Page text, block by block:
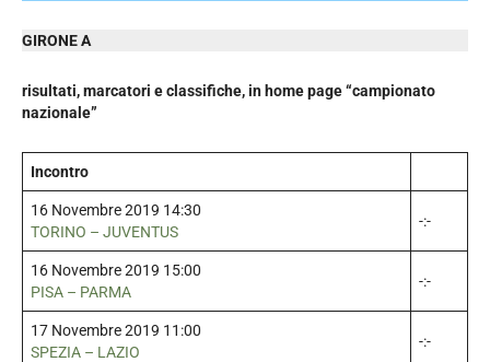
GIRONE A
risultati, marcatori e classifiche, in home page “campionato
nazionale”
Incontro
16 Novembre 2019 14:30
TORINO – JUVENTUS
-:-
16 Novembre 2019 15:00
PISA – PARMA
-:-
17 Novembre 2019 11:00
SPEZIA – LAZIO
-:-